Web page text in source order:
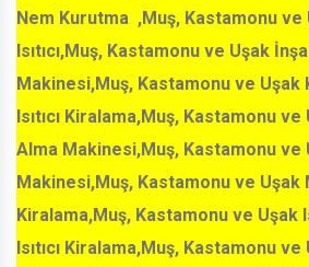
Nem Kurutma ,Muş, Kastamonu ve
Isıtıcı,Muş, Kastamonu ve Uşak
Makinesi,Muş, Kastamonu ve Uşak
Isıtıcı Kiralama,Muş, Kastamonu
Alma Makinesi,Muş, Kastamonu ve
Makinesi,Muş, Kastamonu ve Uşak
Kiralama,Muş, Kastamonu ve Uşak
Isıtıcı Kiralama,Muş, Kastamonu